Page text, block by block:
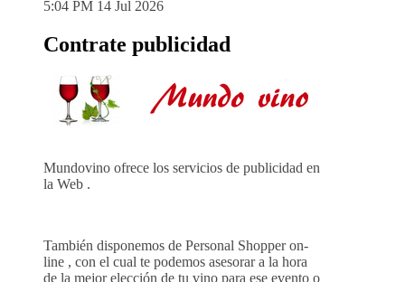
5:04 PM 14 Jul 2026
Contrate publicidad
Mundovino ofrece los servicios de publicidad en
la Web .
También disponemos de Personal Shopper on-
line , con el cual te podemos asesorar a la hora
de la mejor elección de tu vino para ese evento o